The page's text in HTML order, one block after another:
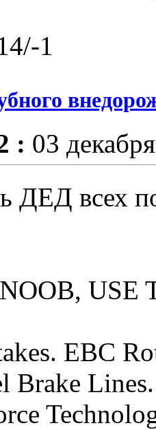
1
: 03
ДЕД всех
USE
EBC
Brake